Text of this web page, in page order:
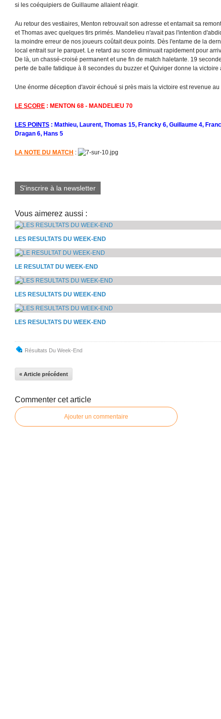
si les coéquipiers de Guillaume allaient réagir.
Au retour des vestiaires, Menton retrouvait son adresse et entamait sa
et Thomas avec quelques tirs primés. Mandelieu n'avait pas l'intention
la moindre erreur de nos joueurs coûtait deux points. Dès l'entame de la
local entrait sur le parquet. Le retard au score diminuait rapidement pour
De là, un chassé-croisé permanent et une fin de match haletante. 19
perte de balle fatidique à 8 secondes du buzzer et Quiviger donne la victoire
Une énorme déception d'avoir échoué si près mais la victoire est revenue
LE SCORE : MENTON 68 - MANDELIEU 70
LES POINTS : Mathieu, Laurent, Thomas 15, Francky 6, Guillaume 4,
Dragan 6, Hans 5
LA NOTE DU MATCH :
S'inscrire à la newsletter
Vous aimerez aussi :
LES RESULTATS DU WEEK-END
LE RESULTAT DU WEEK-END
LES RESULTATS DU WEEK-END
LES RESULTATS DU WEEK-END
Résultats Du Week-End
« Article précédent
Commenter cet article
Ajouter un commentaire